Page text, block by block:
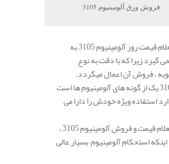
فروش ورق آلومینیوم 3105
فروش و استعلام قیمت روز آلومینیوم 3105 به
گیرد زیرا که با دقت به نوع
، فروش آن اعمال میگردد.
آلومینیوم 3105 یک از گونه های آلومینیوم ها است
استفاده ویژه خودش را دارا می
به منظور استعلام قیمت و فروش آلومینیوم 3105 ،
استحکام آلومینیوم بسیار عالی